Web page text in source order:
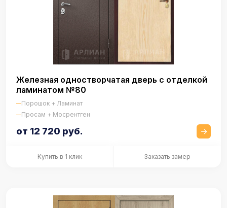
Железная одностворчатая дверь с отделкой
ламинатом №80
Порошок + Ламинат
Просам + Мосрентген
от 12 720 руб.
Купить в 1 клик Заказать замер